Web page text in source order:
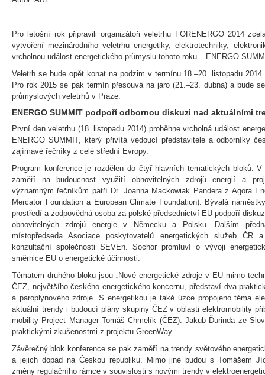
Pro letošní rok připravili organizátoři veletrhu FORENERGO 2014
vytvoření mezinárodního veletrhu energetiky, elektrotechniky,
vrcholnou událost energetického průmyslu tohoto roku – ENERGO
Veletrh se bude opět konat na podzim v termínu 18.–20. listopadu
Pro rok 2015 se pak termín přesouvá na jaro (21.–23. dubna) a bude
průmyslových veletrhů v Praze.
ENERGO SUMMIT podpoří odbornou diskuzi nad aktuálními
První den veletrhu (18. listopadu 2014) proběhne vrcholná událost
ENERGO SUMMIT, který přivítá vedoucí představitele a odborníky
zajímavé řečníky z celé střední Evropy.
Program konference je rozdělen do čtyř hlavních tematických bloků.
zaměří na budoucnost využití obnovitelných zdrojů energií a
významným řečníkům patří Dr. Joanna Mackowiak Pandera z Agora
Mercator Foundation a European Climate Foundation). Bývalá
prostředí a zodpovědná osoba za polské předsednictví EU podpoří
obnovitelných zdrojů energie v Německu a Polsku. Dalším
místopředseda Asociace poskytovatelů energetických služeb ČR
konzultační společnosti SEVEn. Sochor promluví o vývoji
směrnice EU o energetické účinnosti.
Tématem druhého bloku jsou „Nové energetické zdroje v EU mimo
ČEZ, největšího českého energetického koncernu, představí dva
a paroplynového zdroje. S energetikou je také úzce propojeno téma
aktuální trendy i budoucí plány skupiny ČEZ v oblasti elektromobility
mobility Project Manager Tomáš Chmelík (ČEZ). Jakub Ďurinda ze
praktickými zkušenostmi z projektu GreenWay.
Závěrečný blok konference se pak zaměří na trendy světového
a jejich dopad na Českou republiku. Mimo jiné budou s Tomášem
změny regulačního rámce v souvislosti s novými trendy v